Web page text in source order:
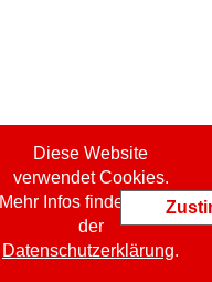
Diese Website
verwendet Cookies.
Mehr Infos finden Sie in
der
Datenschutzerklärung.